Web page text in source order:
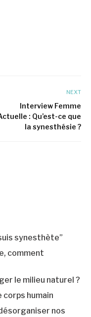
NEXT
Interview Femme
: Qu’est-ce que
la synesthésie ?
synesthète”
comment
le milieu naturel ?
corps humain
nos